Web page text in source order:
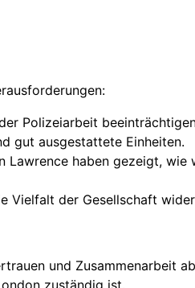
Polizeiarbeit
gut ausgestattete Einheiten.
Lawrence haben gezeigt,
Vielfalt der Gesellschaft
und Zusammenarbeit